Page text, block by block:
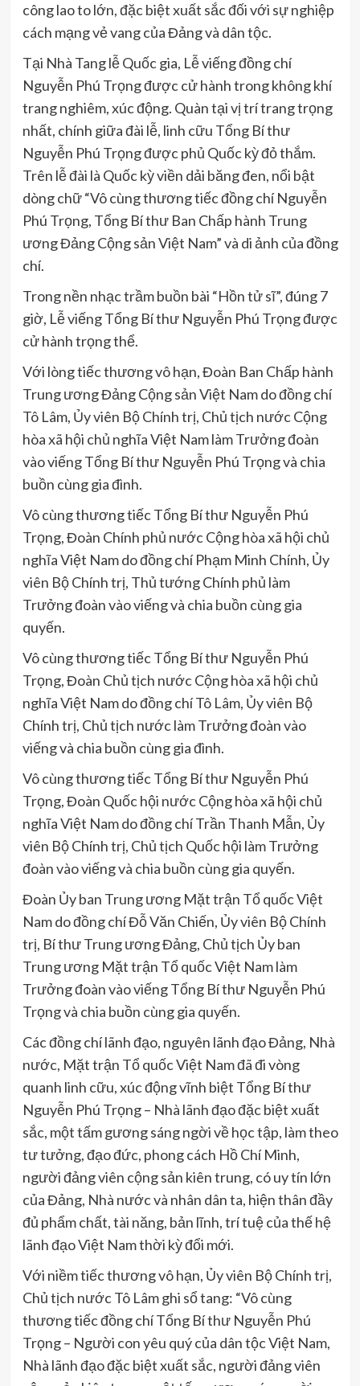
công lao to lớn, đặc biệt xuất sắc đối với sự nghiệp
cách mạng vẻ vang của Đảng và dân tộc.
Tại Nhà Tang lễ Quốc gia, Lễ viếng đồng chí
Nguyễn Phú Trọng được cử hành trong không khí
trang nghiêm, xúc động. Quàn tại vị trí trang trọng
nhất, chính giữa đài lễ, linh cữu Tổng Bí thư
Nguyễn Phú Trọng được phủ Quốc kỳ đỏ thắm.
Trên lễ đài là Quốc kỳ viền dải băng đen, nổi bật
dòng chữ “Vô cùng thương tiếc đồng chí Nguyễn
Phú Trọng, Tổng Bí thư Ban Chấp hành Trung
ương Đảng Cộng sản Việt Nam” và di ảnh của đồng
chí.
Trong nền nhạc trầm buồn bài “Hồn tử sĩ”, đúng 7
giờ, Lễ viếng Tổng Bí thư Nguyễn Phú Trọng được
cử hành trọng thể.
Với lòng tiếc thương vô hạn, Đoàn Ban Chấp hành
Trung ương Đảng Cộng sản Việt Nam do đồng chí
Tô Lâm, Ủy viên Bộ Chính trị, Chủ tịch nước Cộng
hòa xã hội chủ nghĩa Việt Nam làm Trưởng đoàn
vào viếng Tổng Bí thư Nguyễn Phú Trọng và chia
buồn cùng gia đình.
Vô cùng thương tiếc Tổng Bí thư Nguyễn Phú
Trọng, Đoàn Chính phủ nước Cộng hòa xã hội chủ
nghĩa Việt Nam do đồng chí Phạm Minh Chính, Ủy
viên Bộ Chính trị, Thủ tướng Chính phủ làm
Trưởng đoàn vào viếng và chia buồn cùng gia
quyến.
Vô cùng thương tiếc Tổng Bí thư Nguyễn Phú
Trọng, Đoàn Chủ tịch nước Cộng hòa xã hội chủ
nghĩa Việt Nam do đồng chí Tô Lâm, Ủy viên Bộ
Chính trị, Chủ tịch nước làm Trưởng đoàn vào
viếng và chia buồn cùng gia đình.
Vô cùng thương tiếc Tổng Bí thư Nguyễn Phú
Trọng, Đoàn Quốc hội nước Cộng hòa xã hội chủ
nghĩa Việt Nam do đồng chí Trần Thanh Mẫn, Ủy
viên Bộ Chính trị, Chủ tịch Quốc hội làm Trưởng
đoàn vào viếng và chia buồn cùng gia quyến.
Đoàn Ủy ban Trung ương Mặt trận Tổ quốc Việt
Nam do đồng chí Đỗ Văn Chiến, Ủy viên Bộ Chính
trị, Bí thư Trung ương Đảng, Chủ tịch Ủy ban
Trung ương Mặt trận Tổ quốc Việt Nam làm
Trưởng đoàn vào viếng Tổng Bí thư Nguyễn Phú
Trọng và chia buồn cùng gia quyến.
Các đồng chí lãnh đạo, nguyên lãnh đạo Đảng, Nhà
nước, Mặt trận Tổ quốc Việt Nam đã đi vòng
quanh linh cữu, xúc động vĩnh biệt Tổng Bí thư
Nguyễn Phú Trọng – Nhà lãnh đạo đặc biệt xuất
sắc, một tấm gương sáng ngời về học tập, làm theo
tư tưởng, đạo đức, phong cách Hồ Chí Minh,
người đảng viên cộng sản kiên trung, có uy tín lớn
của Đảng, Nhà nước và nhân dân ta, hiện thân đầy
đủ phẩm chất, tài năng, bản lĩnh, trí tuệ của thế hệ
lãnh đạo Việt Nam thời kỳ đổi mới.
Với niềm tiếc thương vô hạn, Ủy viên Bộ Chính trị,
Chủ tịch nước Tô Lâm ghi sổ tang: “Vô cùng
thương tiếc đồng chí Tổng Bí thư Nguyễn Phú
Trọng – Người con yêu quý của dân tộc Việt Nam,
Nhà lãnh đạo đặc biệt xuất sắc, người đảng viên